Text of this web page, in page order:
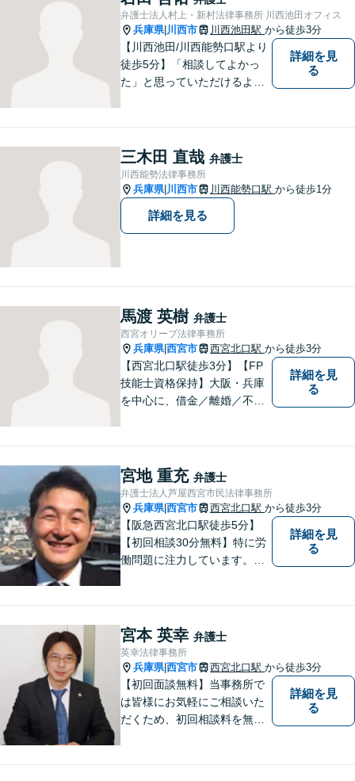
弁護士法人村上・新村法律事務所 川西池田オフィス
兵庫県| 川西市 川西池田駅 から徒歩3分
【川西池田/川西能勢口駅より
徒歩5分】「相談してよかっ
た」と思っていただけるよう
ことなく私にご相談くださ
い。
詳細を見
る
三木田 直哉 弁護士
川西能勢法律事務所
兵庫県| 川西市 川西能勢口駅 から徒歩1分
詳細を見る
馬渡 英樹 弁護士
西宮オリーブ法律事務所
兵庫県|西宮市 西宮北口駅 から徒歩3分
【西宮北口駅徒歩3分】【FP
技能士資格保持】大阪・兵庫
を中心に、借金／離婚／不動
丁寧な対応、アドバイスをさ
せていただきます。
詳細を見
る
宮地 重充 弁護士
弁護士法人芦屋西宮市民法律事務所
兵庫県|西宮市 西宮北口駅 から徒歩3分
【阪急西宮北口駅徒歩5分】
【初回相談30分無料】特に労
働問題に注力しています。残
民事事件，家事事件，刑事事
件も幅広く取り扱っておりま
す。
詳細を見
る
宮本 英幸 弁護士
英幸法律事務所
兵庫県|西宮市 西宮北口駅 から徒歩3分
【初回面談無料】当事務所で
は皆様にお気軽にご相談いた
だくため、初回相談料を無料
詳細を見
る